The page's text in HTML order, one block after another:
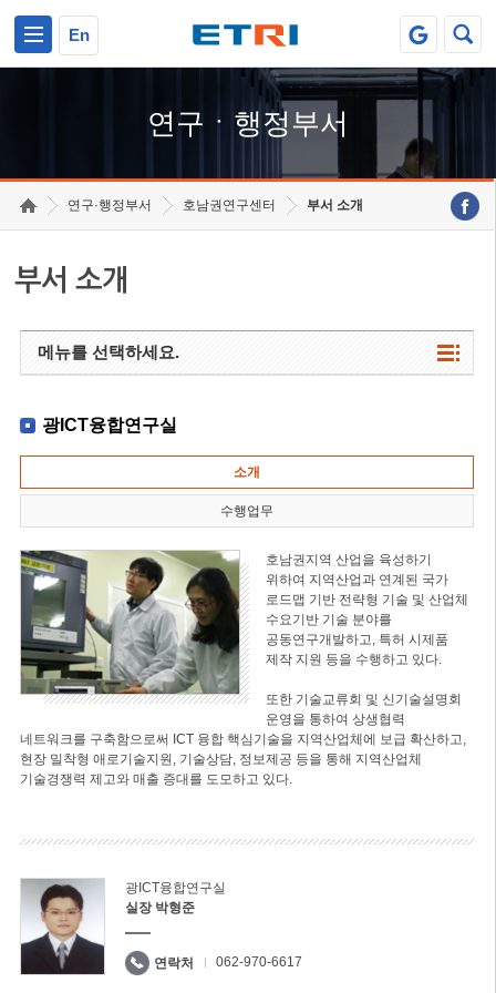
En
연구ㆍ행정부서
연구·행정부서 호남권연구센터 부서 소개
부서 소개
메뉴를 선택하세요.
광ICT융합연구실
소개
수행업무
호남권지역 산업을 육성하기
위하여 지역산업과 연계된 국가
로드맵 기반 전략형 기술 및 산업체
수요기반 기술 분야를
공동연구개발하고, 특허 시제품
제작 지원 등을 수행하고 있다.
또한 기술교류회 및 신기술설명회
운영을 통하여 상생협력
네트워크를 구축함으로써 ICT 융합 핵심기술을 지역산업체에 보급 확산하고,
현장 밀착형 애로기술지원, 기술상담, 정보제공 등을 통해 지역산업체
기술경쟁력 제고와 매출 증대를 도모하고 있다.
광ICT융합연구실
실장 박형준
연락처 062-970-6617